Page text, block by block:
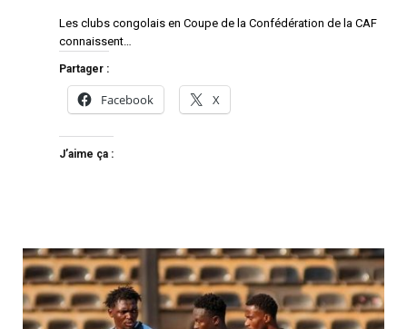
Les clubs congolais en Coupe de la Confédération de la CAF
connaissent…
Partager :
Facebook X
J’aime ça :